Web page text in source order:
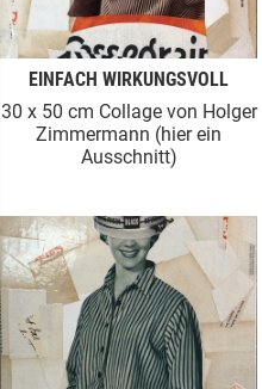
EINFACH WIRKUNGSVOLL
30 x 50 cm Collage von Holger
Zimmermann (hier ein
Ausschnitt)